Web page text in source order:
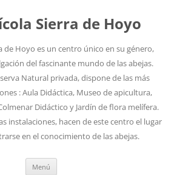
Sierra de Hoyo
de Hoyo es un centro único en su género,
del fascinante mundo de las abejas.
Natural privada, dispone de las más
: Aula Didáctica, Museo de apicultura,
Didáctico y Jardín de flora melífera.
instalaciones, hacen de este centro el lugar
en el conocimiento de las abejas.
Menú